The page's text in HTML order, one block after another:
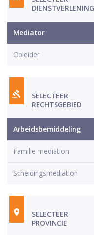
DIENSTVERLENING
Mediator
Opleider
SELECTEER
RECHTSGEBIED
Arbeidsbemiddeling
Familie mediation
Scheidingsmediation
SELECTEER
PROVINCIE